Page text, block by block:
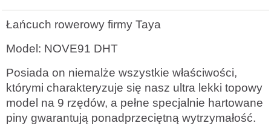
Łańcuch rowerowy firmy Taya
Model: NOVE91 DHT
Posiada on niemalże wszystkie właściwości,
którymi charakteryzuje się nasz ultra lekki topowy
model na 9 rzędów, a pełne specjalnie hartowane
piny gwarantują ponadprzeciętną wytrzymałość.